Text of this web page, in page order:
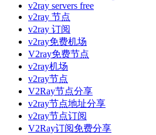
v2ray servers free
v2ray 节点
v2ray 订阅
v2ray免费机场
V2ray免费节点
v2ray机场
v2ray节点
V2Ray节点分享
v2ray节点地址分享
v2ray节点订阅
V2Ray订阅免费分享